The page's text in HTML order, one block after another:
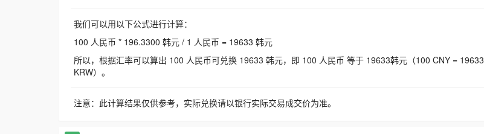
我们可以用以下公式进行计算：
100 人民币 * 196.3300 韩元 / 1 人民币 = 19633 韩元
所以，根据汇率可以算出 100 人民币可兑换 19633 韩元，即 100 人民币 等于 19633韩元（100 CNY = 19633
KRW）。
注意：此计算结果仅供参考，实际兑换请以银行实际交易成交价为准。